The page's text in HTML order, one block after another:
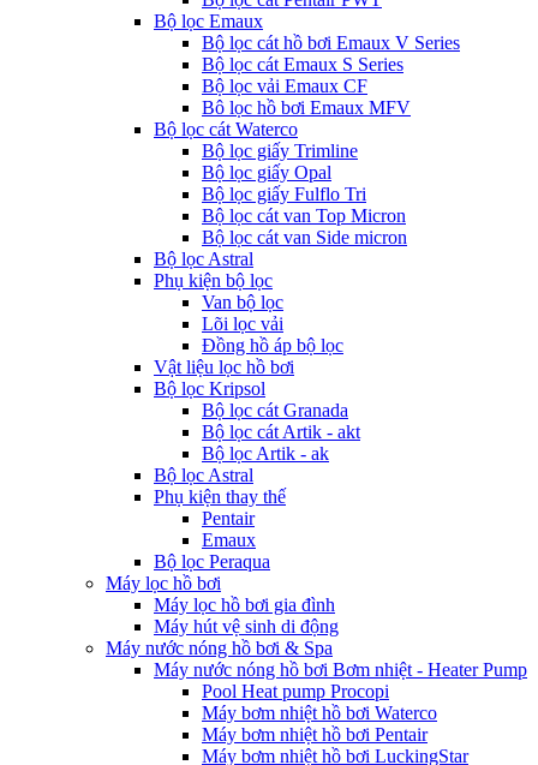
Bộ lọc Emaux
Bộ lọc cát hồ bơi Emaux V Series
Bộ lọc cát Emaux S Series
Bộ lọc vải Emaux CF
Bô lọc hồ bơi Emaux MFV
Bộ lọc cát Waterco
Bộ lọc giấy Trimline
Bộ lọc giấy Opal
Bộ lọc giấy Fulflo Tri
Bộ lọc cát van Top Micron
Bộ lọc cát van Side micron
Bộ lọc Astral
Phụ kiện bộ lọc
Van bộ lọc
Lõi lọc vải
Đồng hồ áp bộ lọc
Vật liệu lọc hồ bơi
Bộ lọc Kripsol
Bộ lọc cát Granada
Bộ lọc cát Artik - akt
Bộ lọc Artik - ak
Bộ lọc Astral
Phụ kiện thay thế
Pentair
Emaux
Bộ lọc Peraqua
Máy lọc hồ bơi
Máy lọc hồ bơi gia đình
Máy hút vệ sinh di động
Máy nước nóng hồ bơi & Spa
Máy nước nóng hồ bơi Bơm nhiệt - Heater Pump
Pool Heat pump Procopi
Máy bơm nhiệt hồ bơi Waterco
Máy bơm nhiệt hồ bơi Pentair
Máy bơm nhiệt hồ bơi LuckingStar